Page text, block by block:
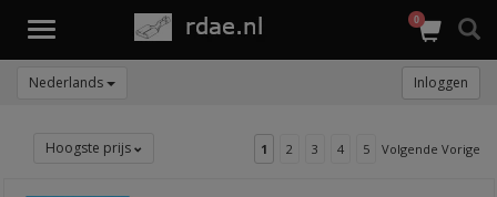
Toggle
0
Nederlands Inloggen
Hoogste prijs 1 2 3 4 5 Volgende Vorige